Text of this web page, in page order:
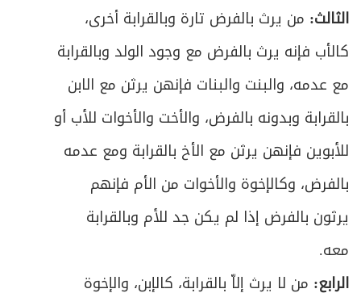
الثالث: من يرث بالفرض تارة وبالقرابة أخرى،
كالأب فإنه يرث بالفرض مع وجود الولد وبالقرابة
مع عدمه، والبنت والبنات فإنهن يرثن مع الابن
بالقرابة وبدونه بالفرض، والأخت والأخوات للأب أو
للأبوين فإنهن يرثن مع الأخ بالقرابة ومع عدمه
بالفرض، وكالإخوة والأخوات من الأم فإنهم
يرثون بالفرض إذا لم يكن جد للأم وبالقرابة
معه.
الرابع: من لا يرث إلاّ بالقرابة، كالإبن، والإخوة